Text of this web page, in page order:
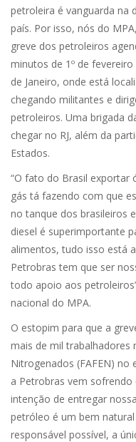
petroleira é vanguarda na
país. Por isso, nós do
greve dos petroleiros
minutos de 1º de
de Janeiro, onde está
chegando militantes e
petroleiros. Uma brigada
chegar no RJ, além da
Estados.
“O fato do Brasil exportar
gás tá fazendo com que
no tanque dos brasileiros
diesel é superimportante
alimentos, tudo isso está
Petrobras tem que ser
todo apoio aos
nacional do MPA.
O estopim para que a
mais de mil trabalhadores
Nitrogenados (FAFEN)
a Petrobras vem sofrendo
intenção de entregar
petróleo é um bem
responsável possível, a